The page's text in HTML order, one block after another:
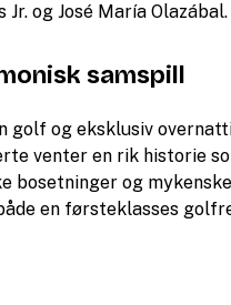
og José María Olazábal.
samspill
golf og eksklusiv
venter en rik historie
bosetninger og
en førsteklasses